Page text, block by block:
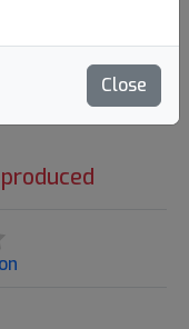
Close
2